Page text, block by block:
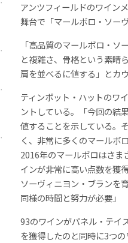
アンツフィールドのワイン
舞台で「マールボロ・ソー
「高品質のマールボロ・
と複雑さ、骨格という素晴
肩を並べるに値する」とカウ
ティンポット・ハットのワ
ントしている。「今回の結
値することを示している。
く、非常に多くのマールボ
2016年のマールボロはさま
インが非常に高い点数を獲
ソーヴィニヨン・ブランを
同様の時間と努力が必要」
93のワインがパネル・テイ
を獲得したのと同時に3つ